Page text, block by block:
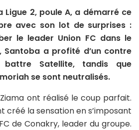
Ligue 2, poule A, a démarré ce
avec son lot de surprises :
le leader Union FC dans le
Santoba a profité d’un contre
Satellite, tandis que
se sont neutralisés.
ont réalisé le coup parfait.
créé la sensation en s’imposant
de Conakry, leader du groupe.